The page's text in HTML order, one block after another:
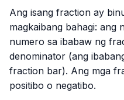
Ang isang fraction ay
magkaibang bahagi: ang
numero sa ibabaw ng
denominator (ang
fraction bar). Ang mga
positibo o negatibo.